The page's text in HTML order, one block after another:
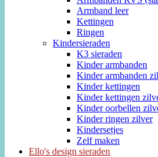
Armband leer
Kettingen
Ringen
Kindersieraden
K3 sieraden
Kinder armbanden
Kinder armbanden
Kinder kettingen
Kinder kettingen
Kinder oorbellen
Kinder ringen zilver
Kindersetjes
Zelf maken
Ello's design sieraden